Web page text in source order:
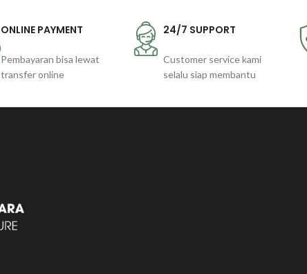
ONLINE PAYMENT
Pembayaran bisa lewat
transfer online
24/7 SUPPORT
Customer service kami
selalu siap membantu